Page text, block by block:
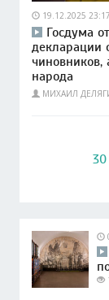
19.12.2025 23:17
Госдума
декларации
чиновников,
народа
МИХАИЛ
30